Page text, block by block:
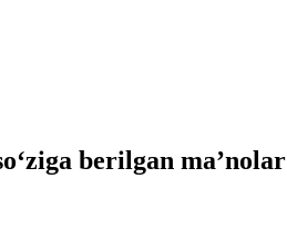
berilgan ma’nolar